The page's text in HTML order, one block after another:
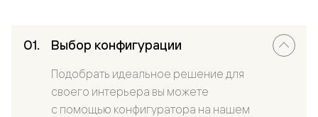
Выбор конфигурации
Подобрать идеальное решение для
своего интерьера вы можете
с помощью конфигуратора на нашем